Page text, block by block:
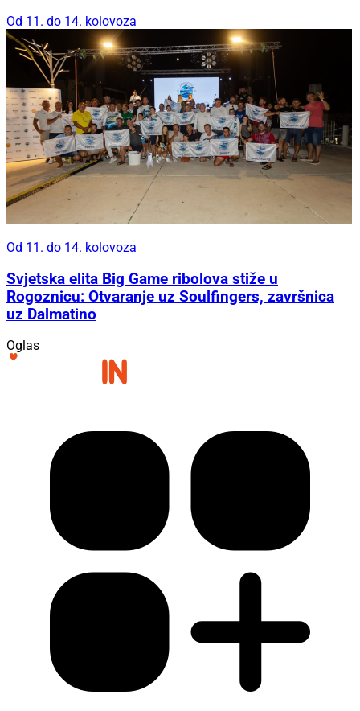
Od 11. do 14. kolovoza
Od 11. do 14. kolovoza
Svjetska elita Big Game ribolova stiže u
Rogoznicu: Otvaranje uz Soulfingers, završnica
uz Dalmatino
Oglas